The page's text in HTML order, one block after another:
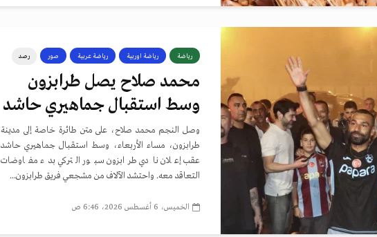
رياضة رياضة اوربية رياضة عربية صور رصد
محمد صلاح يصل طرابزون
وسط استقبال جماهيري حاشد
وصل النجم محمد صلاح، على متن طائرة خاصة إلى مدينة
طرابزون، مساء الأربعاء، وسط استقبال جماهيري حاشد
عقب إعلان نادي طرابزون سبور التركي بدء مفاوضات
التعاقد معه. واحتشد الآلاف من مشجعي فريق طرابزون...
الخميس، 6 أغسطس 2026، 6:46 ص